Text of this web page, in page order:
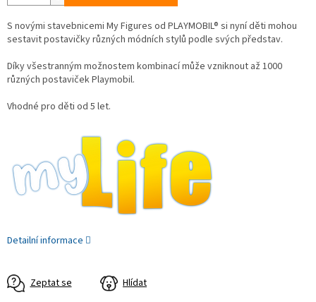
S novými stavebnicemi My Figures od PLAYMOBIL® si nyní děti mohou
sestavit postavičky různých módních stylů podle svých představ.
Díky všestranným možnostem kombinací může vzniknout až 1000
různých postaviček Playmobil.
Vhodné pro děti od 5 let.
Detailní informace
Zeptat se Hlídat